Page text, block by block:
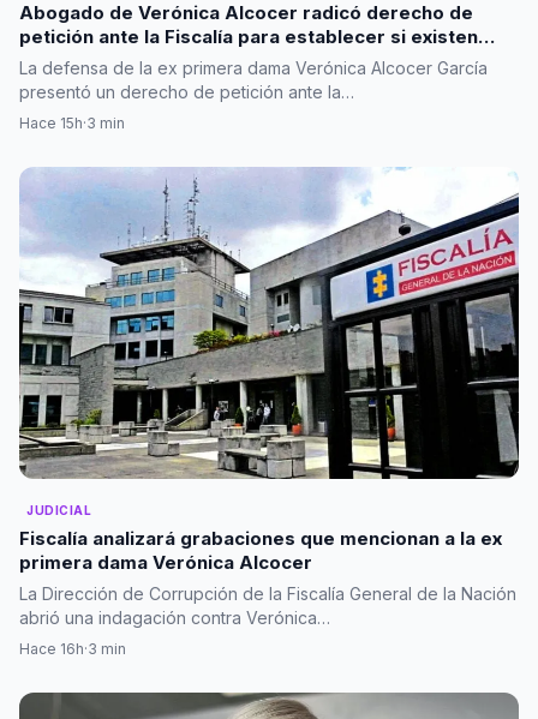
Abogado de Verónica Alcocer radicó derecho de
petición ante la Fiscalía para establecer si existen
investigaciones en su contra
La defensa de la ex primera dama Verónica Alcocer García
presentó un derecho de petición ante la…
Hace 15h·3 min
JUDICIAL
Fiscalía analizará grabaciones que mencionan a la ex
primera dama Verónica Alcocer
La Dirección de Corrupción de la Fiscalía General de la Nación
abrió una indagación contra Verónica…
Hace 16h·3 min